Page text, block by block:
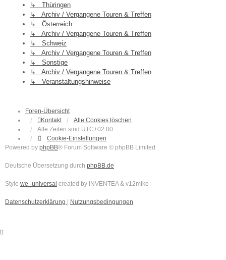
↳ Thüringen
↳ Archiv / Vergangene Touren & Treffen
↳ Österreich
↳ Archiv / Vergangene Touren & Treffen
↳ Schweiz
↳ Archiv / Vergangene Touren & Treffen
↳ Sonstige
↳ Archiv / Vergangene Touren & Treffen
↳ Veranstaltungshinweise
Foren-Übersicht
Kontakt
Alle Cookies löschen
Alle Zeiten sind UTC+02:00
Cookie-Einstellungen
Powered by phpBB® Forum Software © phpBB Limited
Deutsche Übersetzung durch phpBB.de
Style we_universal created by INVENTEA & v12mike
Datenschutzerklärung Nutzungsbedingungen